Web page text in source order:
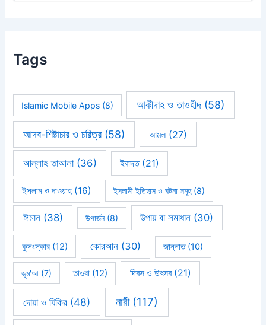
Tags
Islamic Mobile Apps (8) আকীদাহ ও তাওহীদ(58)
আদব-শিষ্টাচার ও চরিত্র(58) আমল(27)
আল্লাহ তাআলা(36) ইবাদত(21)
ইসলাম ও দাওয়াহ (16) ইসলামী ইতিহাস ও ঘটনা সমূহ(8)
ঈমান(38) উপার্জন(8) উপায় বা সমাধান (30)
কুসংস্কার(12) কোরআন (30) জান্নাত(10)
জুম'আ (7) তাওবা (12) দিবস ও উৎসব(21)
দোয়া ও যিকির (48) নারী(117)